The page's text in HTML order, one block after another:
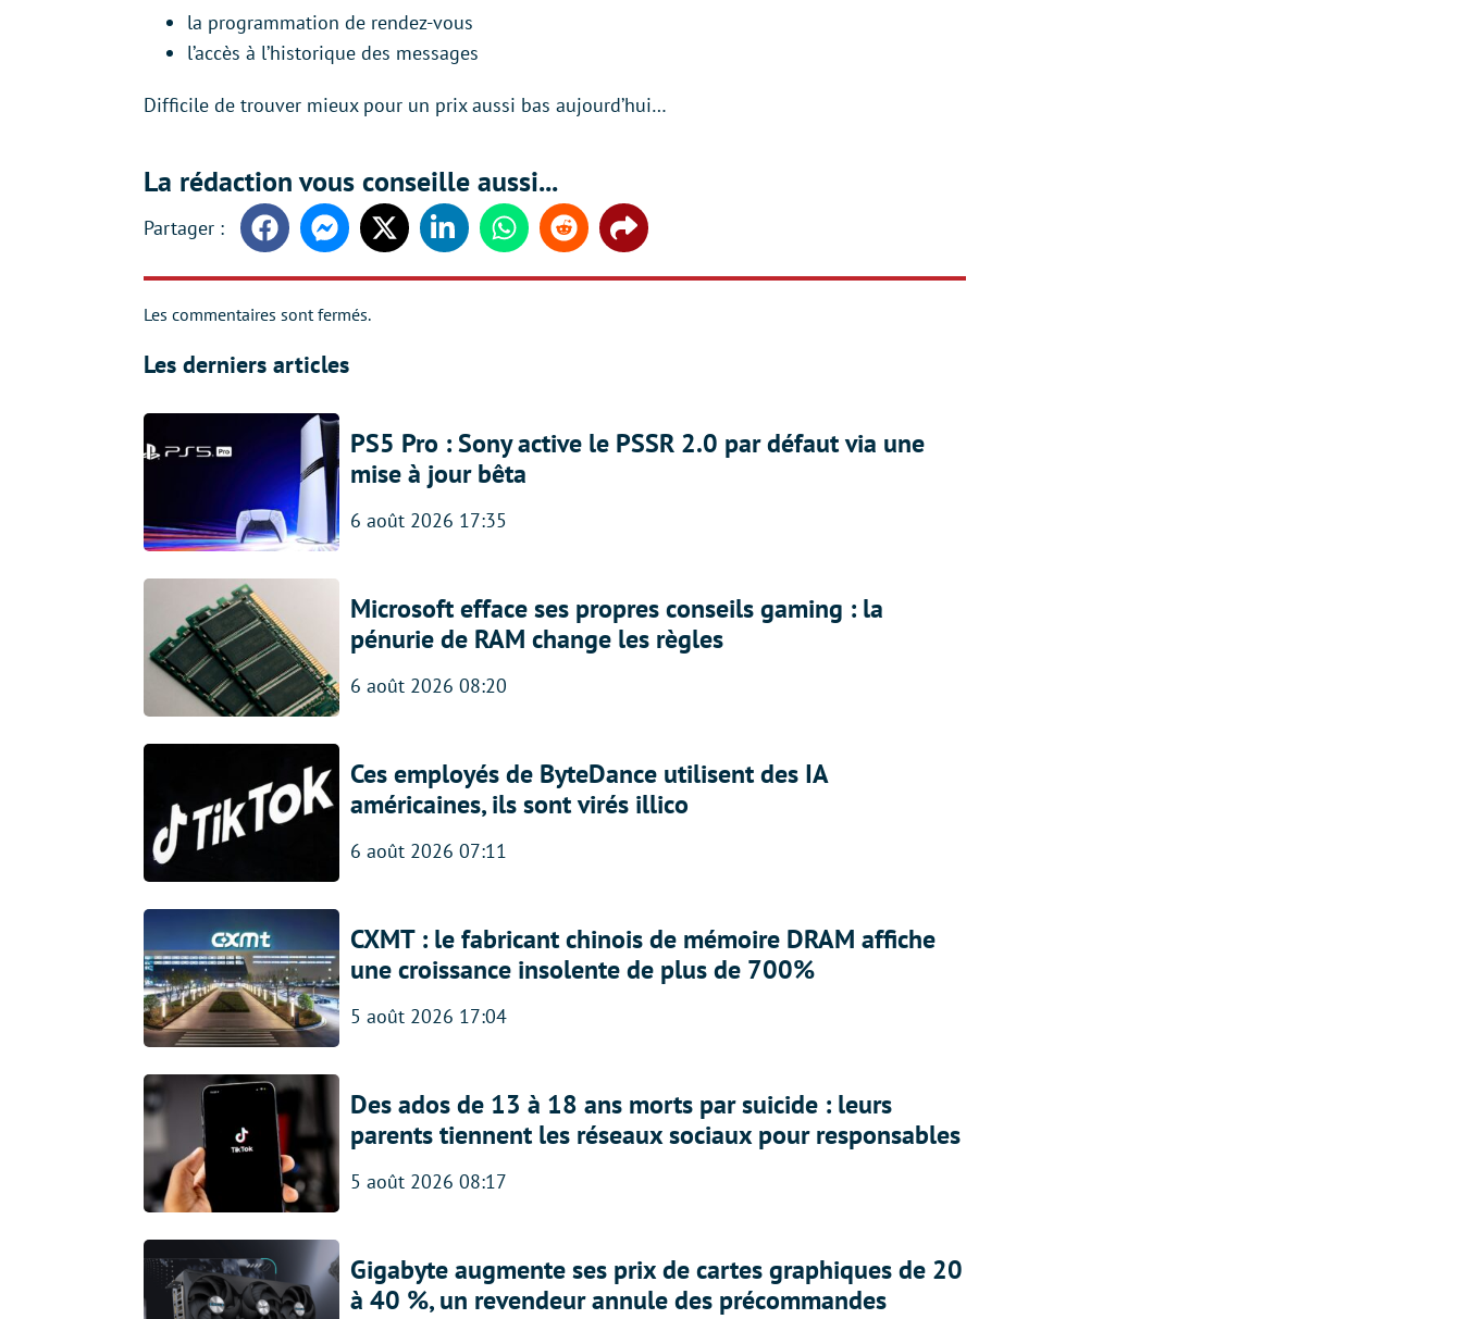
la programmation de rendez-vous
l’accès à l’historique des messages
Difficile de trouver mieux pour un prix aussi bas aujourd’hui…
La rédaction vous conseille aussi...
FacebookMessengerTwitter LinkedinWhatsappReddit Share
Les commentaires sont fermés.
Les derniers articles
PS5 Pro : Sony active le PSSR 2.0 par défaut via une
mise à jour bêta
6 août 2026 17:35
Microsoft efface ses propres conseils gaming : la
pénurie de RAM change les règles
6 août 2026 08:20
Ces employés de ByteDance utilisent des IA
américaines, ils sont virés illico
6 août 2026 07:11
CXMT : le fabricant chinois de mémoire DRAM affiche
une croissance insolente de plus de 700%
5 août 2026 17:04
Des ados de 13 à 18 ans morts par suicide : leurs
parents tiennent les réseaux sociaux pour responsables
5 août 2026 08:17
Gigabyte augmente ses prix de cartes graphiques de 20
à 40 %, un revendeur annule des précommandes